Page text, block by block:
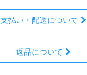
支払い・配送について
返品について